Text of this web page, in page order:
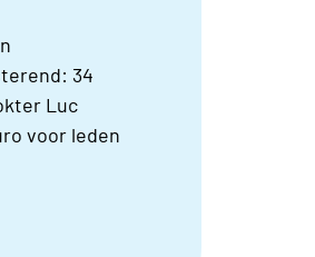
34
Luc
voor leden